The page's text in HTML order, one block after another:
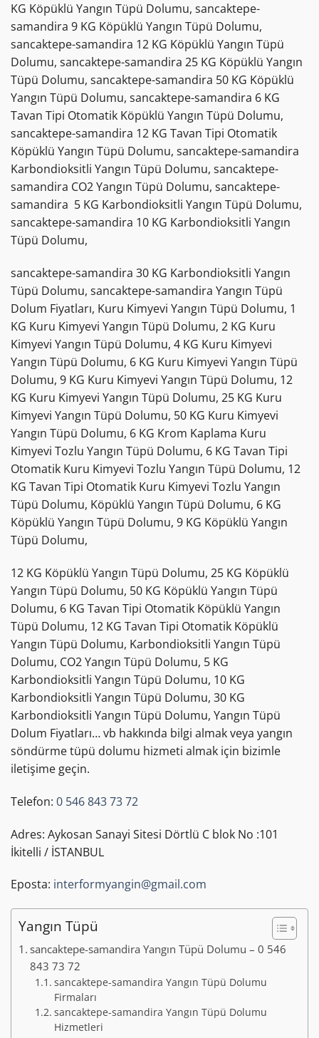
KG Köpüklü Yangın Tüpü Dolumu, sancaktepe-
samandira 9 KG Köpüklü Yangın Tüpü Dolumu,
sancaktepe-samandira 12 KG Köpüklü Yangın Tüpü
Dolumu, sancaktepe-samandira 25 KG Köpüklü Yangın
Tüpü Dolumu, sancaktepe-samandira 50 KG Köpüklü
Yangın Tüpü Dolumu, sancaktepe-samandira 6 KG
Tavan Tipi Otomatik Köpüklü Yangın Tüpü Dolumu,
sancaktepe-samandira 12 KG Tavan Tipi Otomatik
Köpüklü Yangın Tüpü Dolumu, sancaktepe-samandira
Karbondioksitli Yangın Tüpü Dolumu, sancaktepe-
samandira CO2 Yangın Tüpü Dolumu, sancaktepe-
samandira 5 KG Karbondioksitli Yangın Tüpü Dolumu,
sancaktepe-samandira 10 KG Karbondioksitli Yangın
Tüpü Dolumu,
sancaktepe-samandira 30 KG Karbondioksitli Yangın
Tüpü Dolumu, sancaktepe-samandira Yangın Tüpü
Dolum Fiyatları, Kuru Kimyevi Yangın Tüpü Dolumu, 1
KG Kuru Kimyevi Yangın Tüpü Dolumu, 2 KG Kuru
Kimyevi Yangın Tüpü Dolumu, 4 KG Kuru Kimyevi
Yangın Tüpü Dolumu, 6 KG Kuru Kimyevi Yangın Tüpü
Dolumu, 9 KG Kuru Kimyevi Yangın Tüpü Dolumu, 12
KG Kuru Kimyevi Yangın Tüpü Dolumu, 25 KG Kuru
Kimyevi Yangın Tüpü Dolumu, 50 KG Kuru Kimyevi
Yangın Tüpü Dolumu, 6 KG Krom Kaplama Kuru
Kimyevi Tozlu Yangın Tüpü Dolumu, 6 KG Tavan Tipi
Otomatik Kuru Kimyevi Tozlu Yangın Tüpü Dolumu, 12
KG Tavan Tipi Otomatik Kuru Kimyevi Tozlu Yangın
Tüpü Dolumu, Köpüklü Yangın Tüpü Dolumu, 6 KG
Köpüklü Yangın Tüpü Dolumu, 9 KG Köpüklü Yangın
Tüpü Dolumu,
12 KG Köpüklü Yangın Tüpü Dolumu, 25 KG Köpüklü
Yangın Tüpü Dolumu, 50 KG Köpüklü Yangın Tüpü
Dolumu, 6 KG Tavan Tipi Otomatik Köpüklü Yangın
Tüpü Dolumu, 12 KG Tavan Tipi Otomatik Köpüklü
Yangın Tüpü Dolumu, Karbondioksitli Yangın Tüpü
Dolumu, CO2 Yangın Tüpü Dolumu, 5 KG
Karbondioksitli Yangın Tüpü Dolumu, 10 KG
Karbondioksitli Yangın Tüpü Dolumu, 30 KG
Karbondioksitli Yangın Tüpü Dolumu, Yangın Tüpü
Dolum Fiyatları… vb hakkında bilgi almak veya yangın
söndürme tüpü dolumu hizmeti almak için bizimle
iletişime geçin.
Telefon: 0 546 843 73 72
Adres: Aykosan Sanayi Sitesi Dörtlü C blok No :101
İkitelli / İSTANBUL
Eposta: interformyangin@gmail.com
Yangın Tüpü
sancaktepe-samandira Yangın Tüpü Dolumu – 0 546
843 73 72
sancaktepe-samandira Yangın Tüpü Dolumu
Firmaları
sancaktepe-samandira Yangın Tüpü Dolumu
Hizmetleri